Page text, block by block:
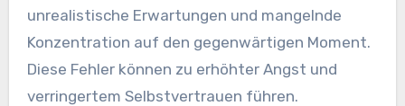
unrealistische Erwartungen und mangelnde
Konzentration auf den gegenwärtigen Moment.
Diese Fehler können zu erhöhter Angst und
verringertem Selbstvertrauen führen.